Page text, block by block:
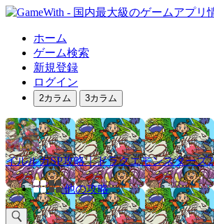
ホーム
ゲーム検索
新規登録
ログイン
2カラム 3カラム
イルルカSP攻略｜ドラクエモンスターズ2
他の攻略